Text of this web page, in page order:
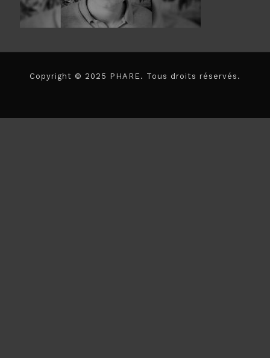
Copyright © 2025 PHARE. Tous droits réservés.